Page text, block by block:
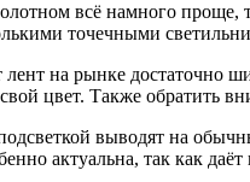
всё намного проще,
точечными
лент на рынке достаточно
цвет. Также обратить
выводят на
актуальна, так как